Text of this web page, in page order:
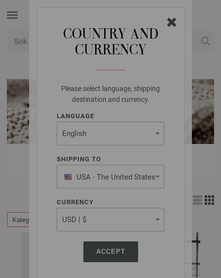
COUNTRY AND
CURRENCY
Please select language, shipping
destination and currency.
LANGUAGE
SHIPPING TO
USA - The United States
of America
CURRENCY
ACCEPT
MODELLPAKET
Kategorier Filtrera efter